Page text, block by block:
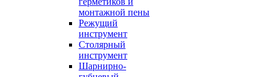
монтажной пены
Режущий
инструмент
Столярный
инструмент
Шарнирно-